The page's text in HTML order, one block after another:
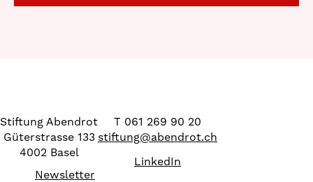
Stiftung Abendrot
Güterstrasse 133
4002 Basel
T 061 269 90 20
stiftung@abendrot.ch
LinkedIn
Newsletter